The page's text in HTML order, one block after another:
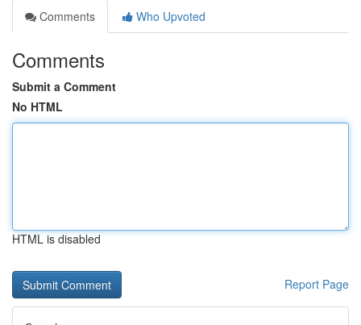
Comments
Who Upvoted
Comments
Submit a Comment
No HTML
HTML is disabled
Report Page